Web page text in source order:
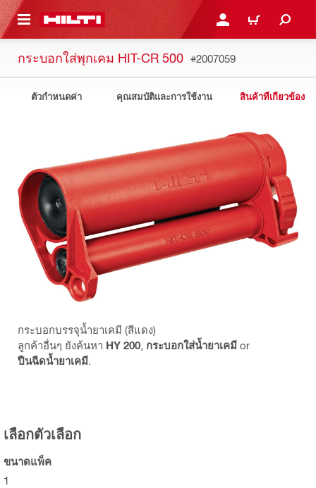
CONTENT เข้าสู่ระบบหรือลงทะเบียนเ
ตะกร้าสินค้า
กระบอกใส่พุกเคม HIT-CR 500 #2007059
ตัวกำหนดค่า คุณสมบัติและการใช้งาน สินค้าที่เกี่ยวข้อง
กระบอกบรรจุน้ำยาเคมี (สีแดง)
ลูกค้าอื่นๆ ยังค้นหา HY 200 กระบอกใส่น้ำยาเคมี or
ปืนฉีดน้ำยาเคมี
เลือกตัวเลือก
ขนาดแพ็ค
1